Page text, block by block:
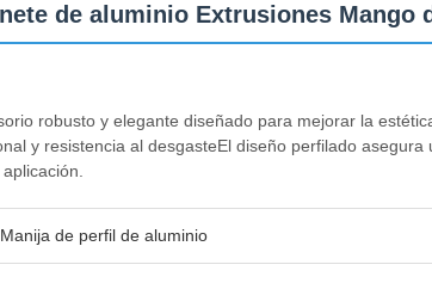
de aluminio Extrusiones Mango
robusto y elegante diseñado para mejorar la
y resistencia al desgasteEl diseño perfilado asegura
Manija de perfil de aluminio